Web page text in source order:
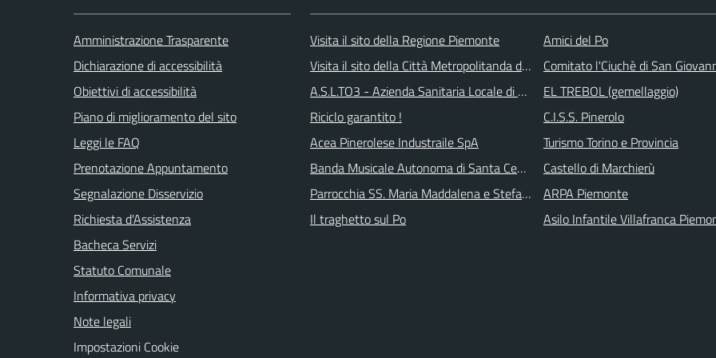
Amministrazione Trasparente
Dichiarazione di accessibilità
Obiettivi di accessibilità
Piano di miglioramento del sito
Leggi le FAQ
Prenotazione Appuntamento
Segnalazione Disservizio
Richiesta d'Assistenza
Bacheca Servizi
Statuto Comunale
Informativa privacy
Note legali
Impostazioni Cookie
Visita il sito della Regione Piemonte
Visita il sito della Città Metropolitanda di Torino
A.S.L.TO3 - Azienda Sanitaria Locale di Collegno e Pinerolo
Riciclo garantito !
Acea Pinerolese Industraile SpA
Banda Musicale Autonoma di Santa Cecilia
Parrocchia SS. Maria Maddalena e Stefano
Il traghetto sul Po
Amici del Po
Comitato l'Ciuchè di San
EL TREBOL (gemellaggio)
C.I.S.S. Pinerolo
Turismo Torino e Provincia
Castello di Marchierù
ARPA Piemonte
Asilo Infantile Villafranca